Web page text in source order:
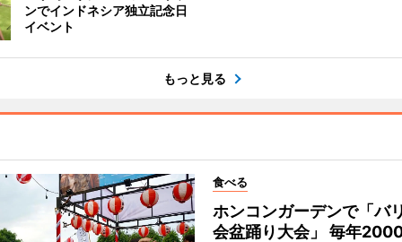
ンでインドネシア独立記念日
イベント
もっと見る
食べる
ホンコンガーデンで「バ
会盆踊り大会」 毎年